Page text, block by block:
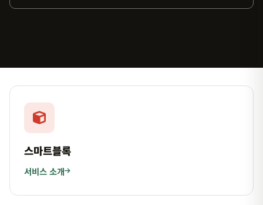
스마트블록
서비스 소개